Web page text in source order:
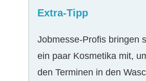
Extra-Tipp
Jobmesse-Profis bringen
ein paar Kosmetika mit,
den Terminen in den